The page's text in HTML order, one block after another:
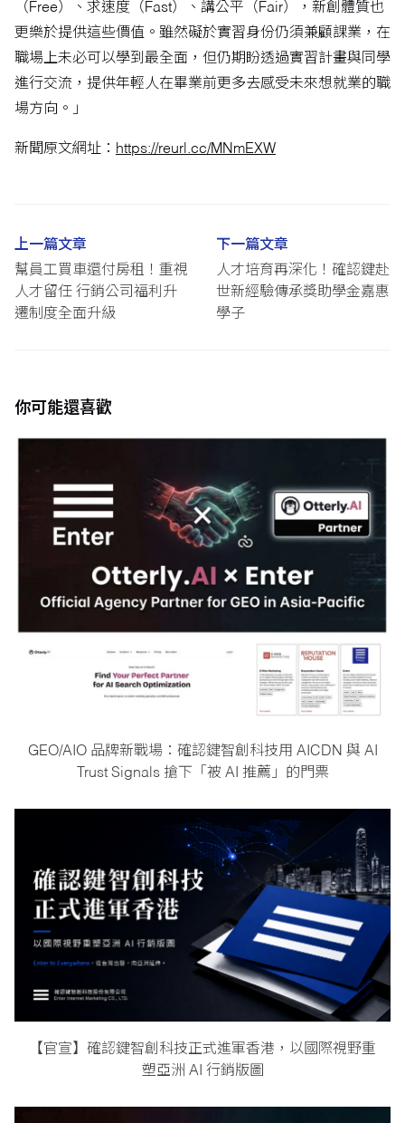
（Free）、求速度（Fast）、講公平（Fair），新創體質也
更樂於提供這些價值。雖然礙於實習身份仍須兼顧課業，在
職場上未必可以學到最全面，但仍期盼透過實習計畫與同學
進行交流，提供年輕人在畢業前更多去感受未來想就業的職
場方向。」
新聞原文網址： https://reurl.cc/MNmEXW
上一篇文章
幫員工買車還付房租！重視
人才留任 行銷公司福利升
遷制度全面升級
下一篇文章
人才培育再深化！確認鍵赴
世新經驗傳承獎助學金嘉惠
學子
你可能還喜歡
GEO/AIO 品牌新戰場：確認鍵智創科技用 AICDN 與 AI
Trust Signals 搶下「被 AI 推薦」的門票
【官宣】確認鍵智創科技正式進軍香港，以國際視野重
塑亞洲 AI 行銷版圖